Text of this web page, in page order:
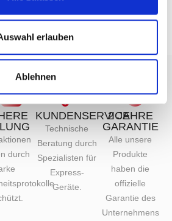
erlauben
Ablehnen
durch
KUNDENSERVICE
Technische
Beratung durch
Spezialisten für
Express-
Geräte.
2 JAHRE
GARANTIE
Alle unsere
Produkte
haben die
offizielle
Garantie des
Unternehmens